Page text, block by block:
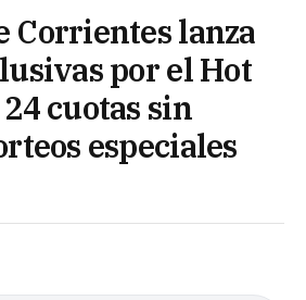
Corrientes lanza
por el Hot
cuotas sin
especiales